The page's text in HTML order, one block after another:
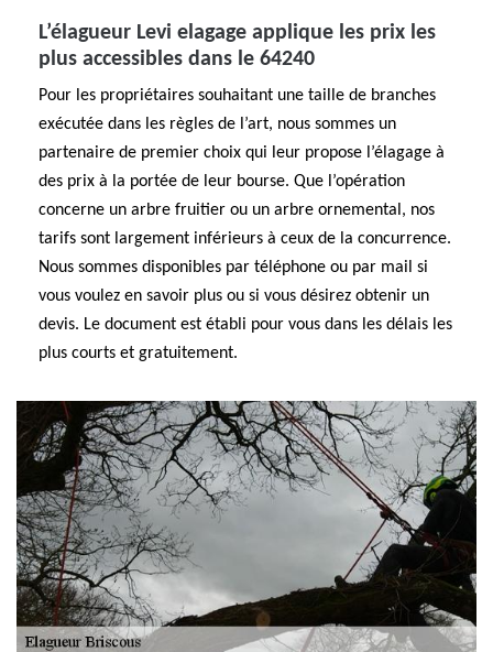
L’élagueur Levi elagage applique les prix les
plus accessibles dans le 64240
Pour les propriétaires souhaitant une taille de branches
exécutée dans les règles de l’art, nous sommes un
partenaire de premier choix qui leur propose l’élagage à
des prix à la portée de leur bourse. Que l’opération
concerne un arbre fruitier ou un arbre ornemental, nos
tarifs sont largement inférieurs à ceux de la concurrence.
Nous sommes disponibles par téléphone ou par mail si
vous voulez en savoir plus ou si vous désirez obtenir un
devis. Le document est établi pour vous dans les délais les
plus courts et gratuitement.